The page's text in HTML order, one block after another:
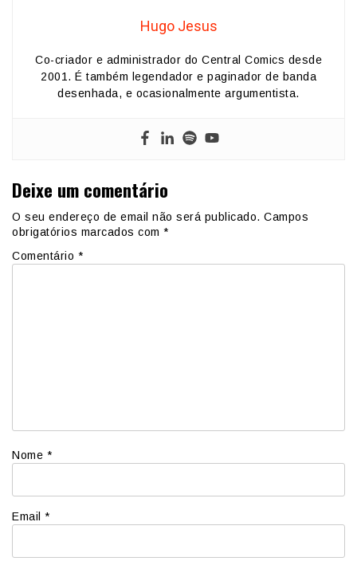
Hugo Jesus
Co-criador e administrador do Central Comics desde
2001. É também legendador e paginador de banda
desenhada, e ocasionalmente argumentista.
Deixe um comentário
O seu endereço de email não será publicado. Campos
obrigatórios marcados com *
Comentário *
Nome *
Email *